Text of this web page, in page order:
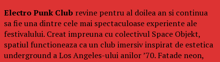
Electro Punk Club revine pentru al doilea an si continua
sa fie una dintre cele mai spectaculoase experiente ale
festivalului. Creat impreuna cu colectivul Space Objekt,
spatiul functioneaza ca un club imersiv inspirat de estetica
underground a Los Angeles-ului anilor ’70. Fatade neon,